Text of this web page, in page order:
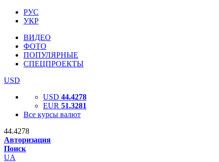
РУС
УКР
ВИДЕО
ФОТО
ПОПУЛЯРНЫЕ
СПЕЦПРОЕКТЫ
USD
USD 44.4278
EUR 51.3281
Все курсы валют
44.4278
Авторизация
Поиск
UA